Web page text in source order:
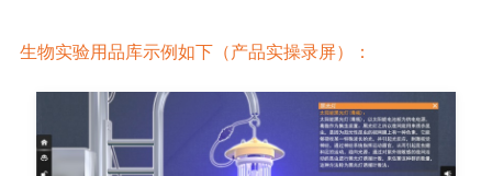
生物实验用品库示例如下（产品实操录屏）：